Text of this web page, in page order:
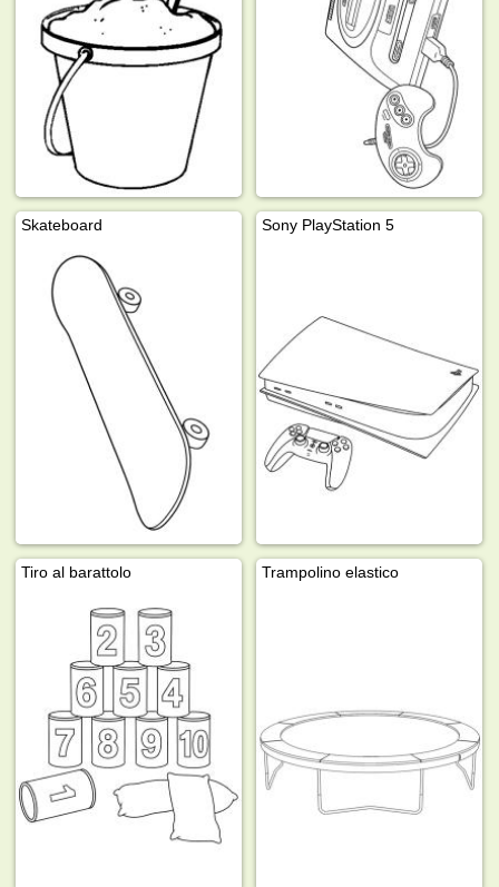
Skateboard Sony PlayStation 5
Tiro al barattolo Trampolino elastico